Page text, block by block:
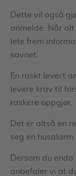
Dette vil også
anmelde. Når
lete frem
savnet.
En raskt levert
levere krav til
raskere oppgjør.
Det er altså en
seg en husalarm.
Dersom du
anbefaler vi at